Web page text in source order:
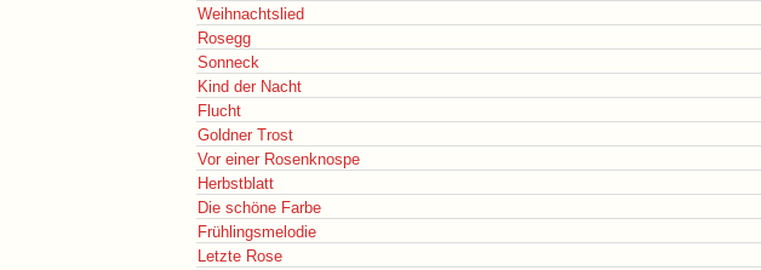
Weihnachtslied
Rosegg
Sonneck
Kind der Nacht
Flucht
Goldner Trost
Vor einer Rosenknospe
Herbstblatt
Die schöne Farbe
Frühlingsmelodie
Letzte Rose